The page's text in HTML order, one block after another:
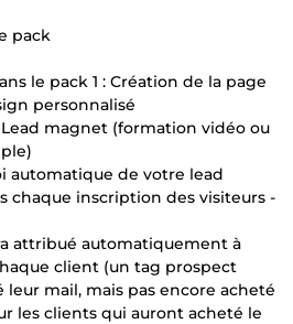
pack
le pack 1 : Création de la page
personnalisé
magnet (formation vidéo ou
automatique de votre lead
chaque inscription des visiteurs -
attribué automatiquement à
client (un tag prospect
leur mail, mais pas encore acheté
les clients qui auront acheté le